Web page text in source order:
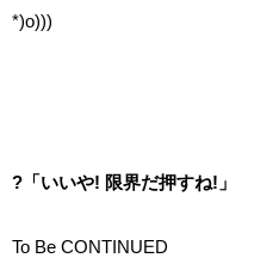
*)o)))
?「いいや! 限界だ押すね!」
To Be CONTINUED